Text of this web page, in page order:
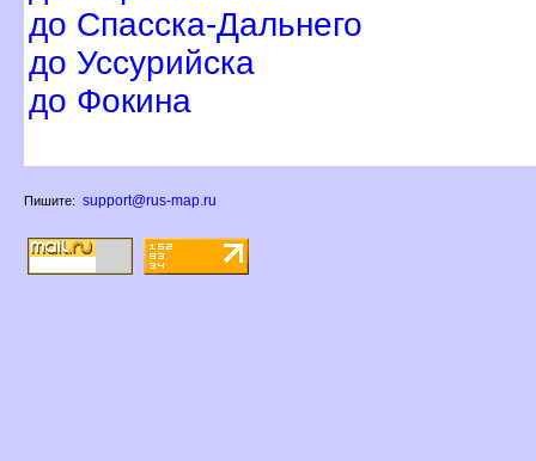
до Спасска-Дальнего
до Уссурийска
до Фокина
Пишите: support@rus-map.ru